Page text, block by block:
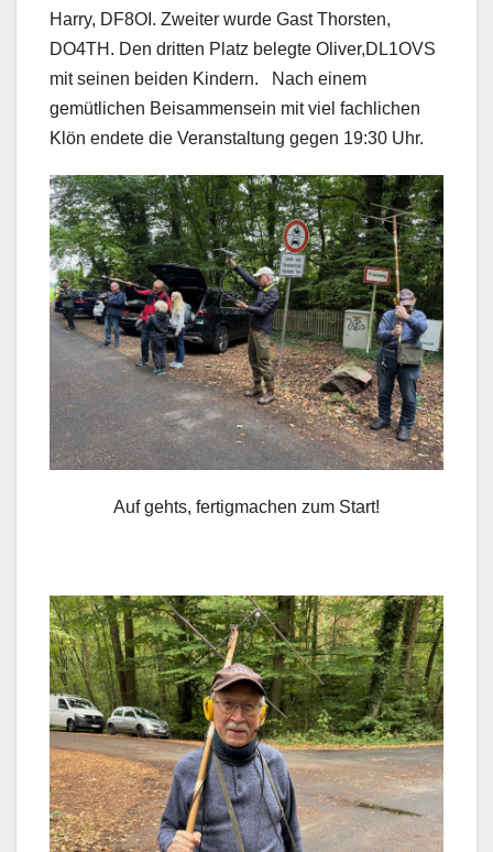
Harry, DF8OI. Zweiter wurde Gast Thorsten,
DO4TH. Den dritten Platz belegte Oliver,DL1OVS
mit seinen beiden Kindern. Nach einem
gemütlichen Beisammensein mit viel fachlichen
Klön endete die Veranstaltung gegen 19:30 Uhr.
Auf gehts, fertigmachen zum Start!